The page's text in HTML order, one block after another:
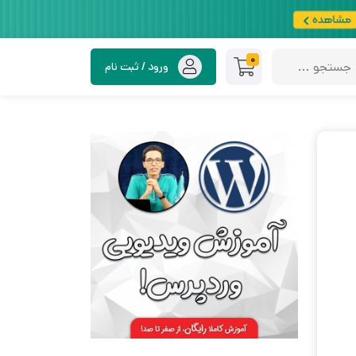
0 ورود / ثبت نام